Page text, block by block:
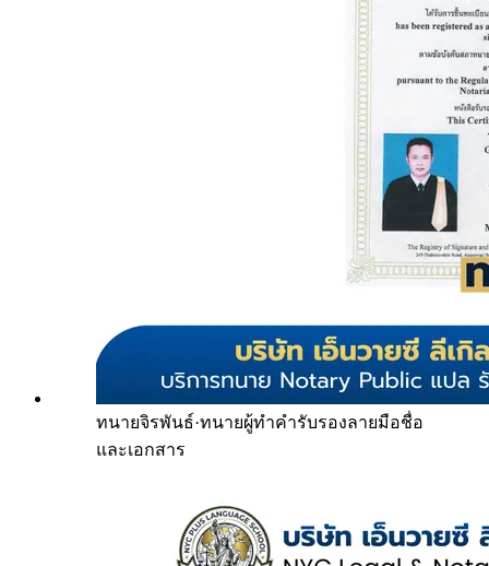
ทนายจิรพันธ์·ทนายผู้ทำคำรับรองลายมือชื่อ
และเอกสาร